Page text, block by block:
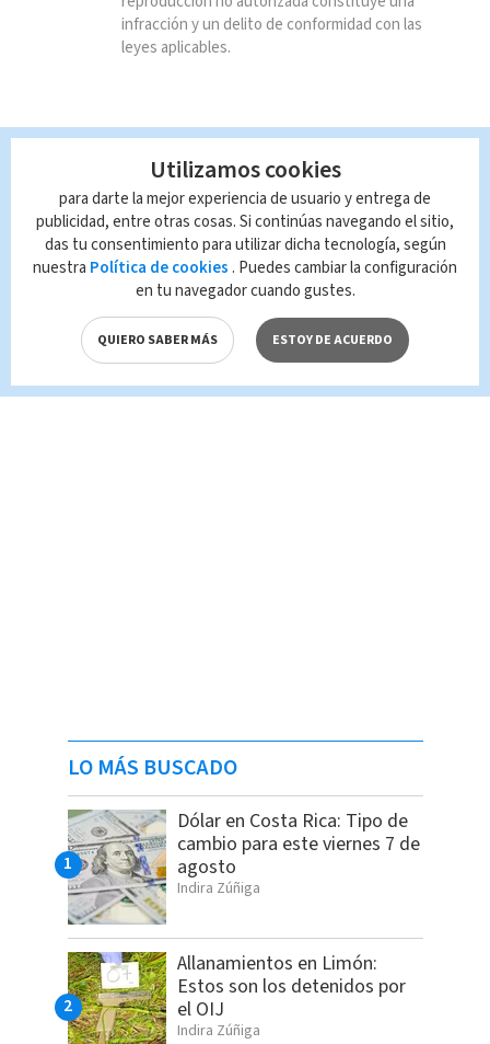
infracción y un delito de conformidad con las
leyes aplicables.
LO MÁS BUSCADO
Dólar en Costa Rica: Tipo de
cambio para este viernes 7 de
agosto
Indira Zúñiga
Allanamientos en Limón:
Estos son los detenidos por
el OIJ
Indira Zúñiga
Utilizamos cookies
para darte la mejor experiencia de usuario y entrega de
publicidad, entre otras cosas. Si continúas navegando el sitio,
das tu consentimiento para utilizar dicha tecnología, según
nuestra Política de cookies . Puedes cambiar la configuración
en tu navegador cuando gustes.
QUIERO SABER MÁS ESTOY DE ACUERDO